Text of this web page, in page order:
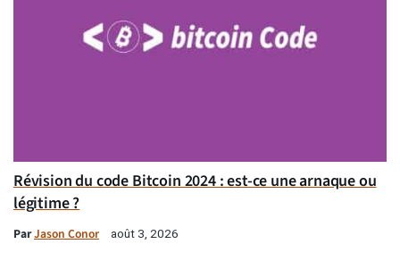
Révision du code Bitcoin 2024 : est-ce une arnaque ou
légitime ?
ParJason Conor août 3, 2026